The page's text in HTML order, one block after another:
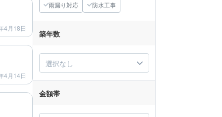
4月18日
4月14日
雨漏り対応
防水工事
築年数
選択なし
金額帯